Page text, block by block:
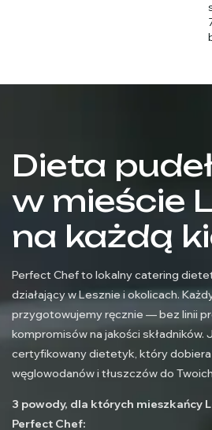
Dieta
w mieście
na każdą
Perfect Chef to lokalny catering
działający w Lesznie i okolicach.
przygotowujemy ręcznie — bez linii
kompromisów na jakości składników.
certyfikowany dietetyk, który dobiera
węglowodanów i tłuszczów do
3 powody, dla których mieszkańcy
Perfect Chef: